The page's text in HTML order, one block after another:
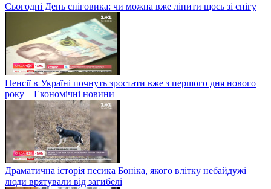
Сьогодні День сніговика: чи можна вже ліпити щось зі снігу
Пенсії в Україні почнуть зростати вже з першого дня нового
року – Економічні новини
Драматична історія песика Боніка, якого влітку небайдужі
люди врятували від загибелі